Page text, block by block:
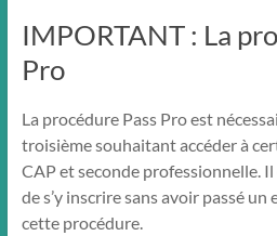
IMPORTANT : La
Pro
La procédure Pass Pro est
troisième souhaitant accéder à
CAP et seconde professionnelle.
de s’y inscrire sans avoir passé
cette procédure.